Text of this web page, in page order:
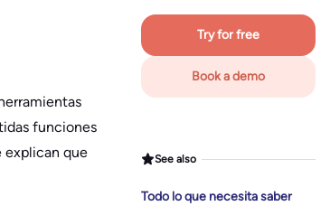
funciones
explican que
Try for free
Book a demo
See also
Todo lo que necesita saber